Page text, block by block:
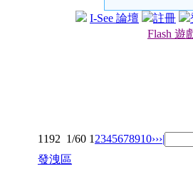
I-See 論壇 註冊
Flash 遊
1192 1/60 1 2345678910›››|
發洩區